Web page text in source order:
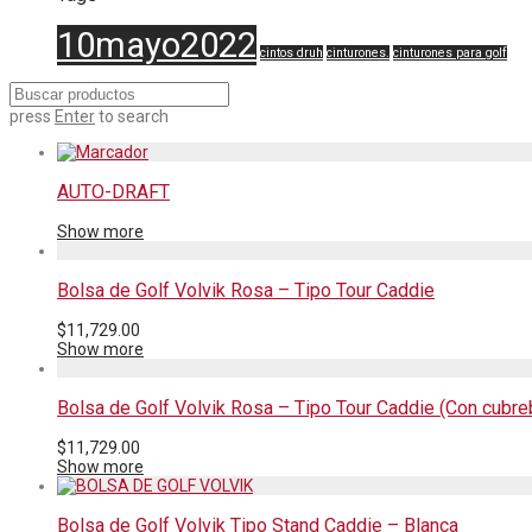
10mayo2022 cintos druh cinturones. cinturones para golf
press Enterto search
AUTO-DRAFT
Show more
Bolsa de Golf Volvik Rosa – Tipo Tour Caddie
$11,729.00
Show more
Bolsa de Golf Volvik Rosa – Tipo Tour Caddie (Con
$11,729.00
Show more
Bolsa de Golf Volvik Tipo Stand Caddie – Blanca